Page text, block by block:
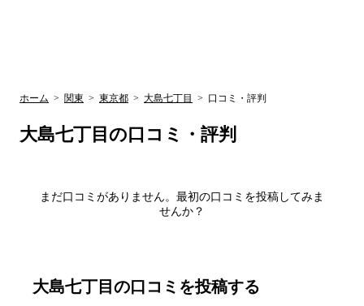
ホーム > 関東 > 東京都 > 大島七丁目 > 口コミ・評判
大島七丁目 の口コミ・評判
まだ口コミがありません。最初の口コミを投稿してみま
せんか？
大島七丁目 の口コミを投稿する